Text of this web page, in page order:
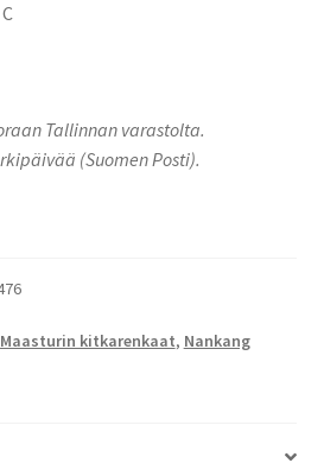
Tallinnan varastolta.
(Suomen Posti).
Maasturin kitkarenkaat, Nankang